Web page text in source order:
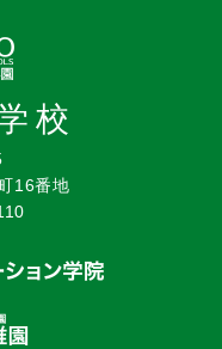
校
16番地